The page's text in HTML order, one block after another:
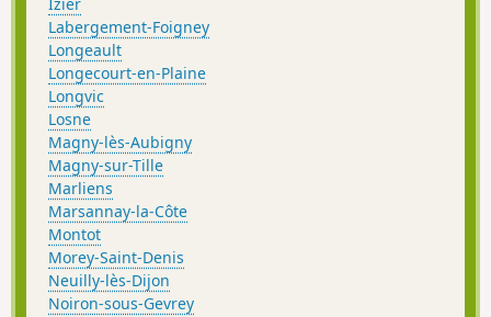
Labergement-Foigney
Longeault
Longecourt-en-Plaine
Longvic
Losne
Magny-lès-Aubigny
Magny-sur-Tille
Marliens
Marsannay-la-Côte
Montot
Morey-Saint-Denis
Neuilly-lès-Dijon
Noiron-sous-Gevrey